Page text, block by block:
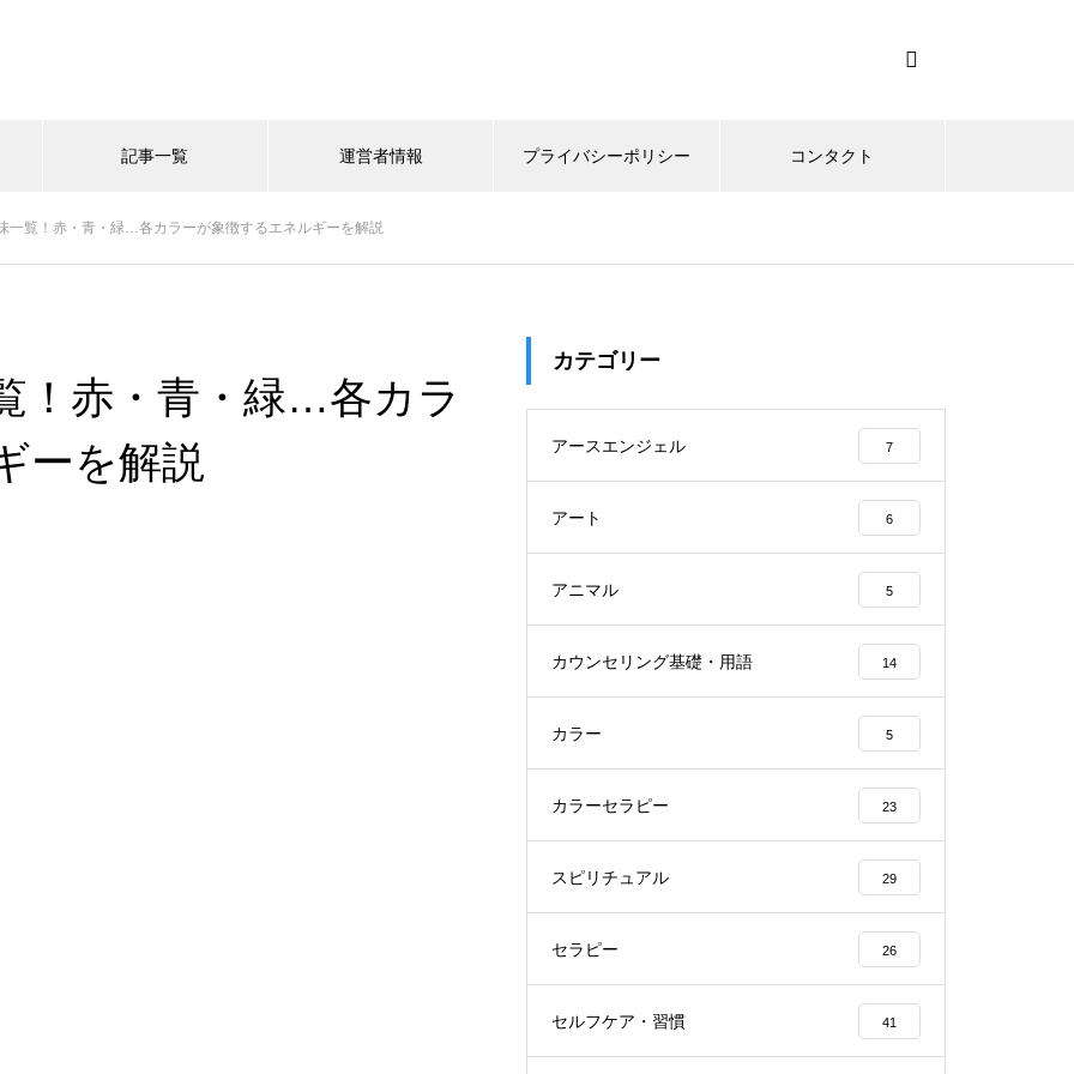
記事一覧 運営者情報 プライバシーポリシー コンタクト
一覧！赤・青・緑…各カラーが象徴するエネルギーを解説
！赤・青・緑…各カラ
ーを解説
カテゴリー
アースエンジェル 7
アート 6
アニマル 5
カウンセリング基礎・用語 14
カラー 5
カラーセラピー 23
スピリチュアル 29
セラピー 26
セルフケア・習慣 41